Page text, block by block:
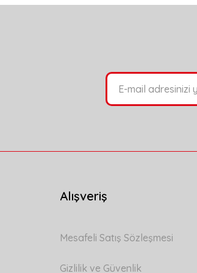
Alışveriş
Mesafeli Satış Sözleşmesi
Gizlilik ve Güvenlik